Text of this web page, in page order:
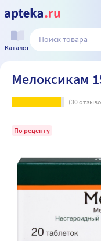
Каталог
Мелоксикам
(30
По рецепту